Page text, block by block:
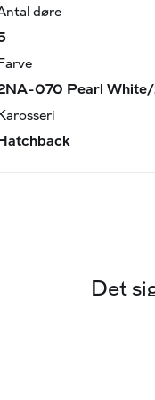
døre
Farve
070 Pearl White/
Hatchback
Det